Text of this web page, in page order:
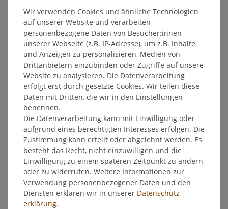
Beschreibung
Weitere Details
EU-Verantwortlicher
Hersteller
Herbacin Wellness Bad - Lavendel - Bad Schaumbad
- Für Körper, Geist und Seele -
- erholsam, wohltuend -
Wir verwenden Cookies und ähnliche Technologien
auf unserer Website und verarbeiten
personenbezogene Daten von Besucher:innen
unserer Webseite (z.B. IP-Adresse), um z.B. Inhalte
und Anzeigen zu personalisieren, Medien von
Drittanbietern einzubinden oder Zugriffe auf unsere
Website zu analysieren. Die Datenverarbeitung
erfolgt erst durch gesetzte Cookies. Wir teilen diese
Daten mit Dritten, die wir in den Einstellungen
benennen.
Die Datenverarbeitung kann mit Einwilligung oder
aufgrund eines berechtigten Interesses erfolgen. Die
Zustimmung kann erteilt oder abgelehnt werden. Es
besteht das Recht, nicht einzuwilligen und die
Einwilligung zu einem späteren Zeitpunkt zu ändern
oder zu widerrufen. Weitere Informationen zur
Verwendung personenbezogener Daten und den
Diensten erklären wir in unserer Daten­schutz­
erklärung.